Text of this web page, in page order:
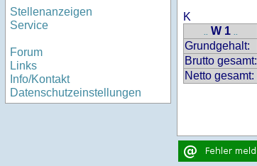
Stellenanzeigen
Service
Forum
Links
Info/Kontakt
Datenschutzeinstellungen
K
.. W 1 ..
Grundgehalt:
Brutto gesamt:
Netto gesamt: